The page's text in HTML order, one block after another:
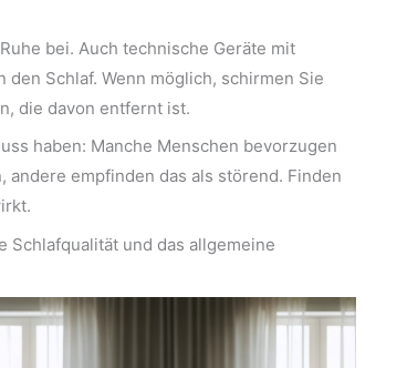
bei. Auch technische Geräte mit
Schlaf. Wenn möglich, schirmen Sie
die davon entfernt ist.
haben: Manche Menschen bevorzugen
empfinden das als störend. Finden
und das allgemeine